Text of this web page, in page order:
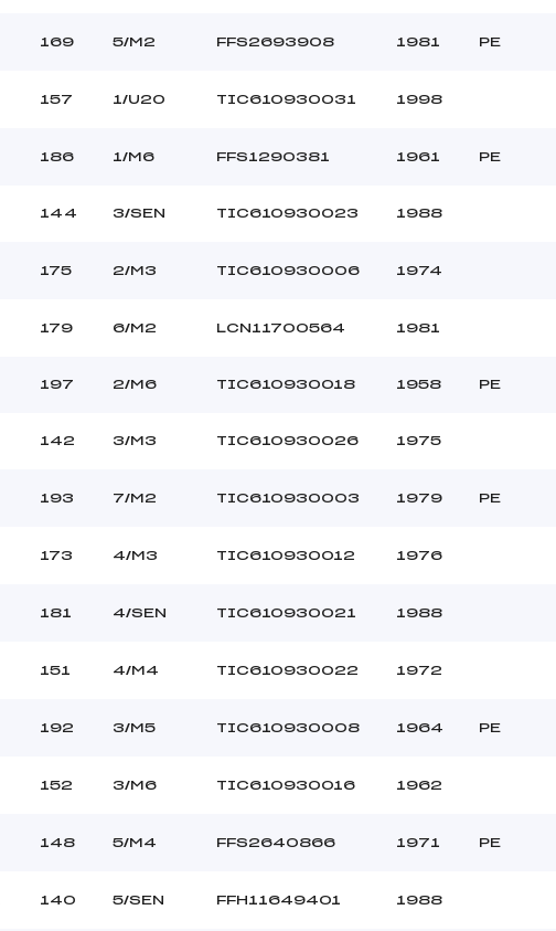
169 5/M2 FFS2693908 1981 PE
157 1/U20 TIC610930031 1998
186 1/M6 FFS1290381 1961 PE
144 3/SEN TIC610930023 1988
175 2/M3 TIC610930006 1974
179 6/M2 LCN11700564 1981
197 2/M6 TIC610930018 1958 PE
142 3/M3 TIC610930026 1975
193 7/M2 TIC610930003 1979 PE
173 4/M3 TIC610930012 1976
181 4/SEN TIC610930021 1988
151 4/M4 TIC610930022 1972
192 3/M5 TIC610930008 1964 PE
152 3/M6 TIC610930016 1962
148 5/M4 FFS2640866 1971 PE
140 5/SEN FFH11649401 1988